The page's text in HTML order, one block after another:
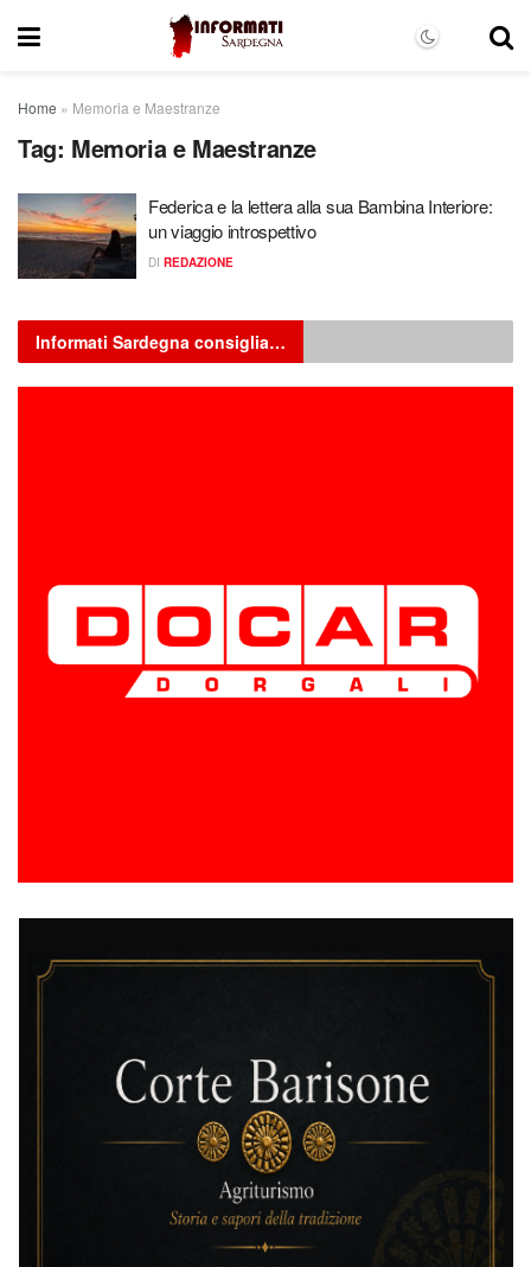
Home » Memoria e Maestranze
Tag: Memoria e Maestranze
Federica e la lettera alla sua Bambina Interiore:
un viaggio introspettivo
DI REDAZIONE
Informati Sardegna consiglia…